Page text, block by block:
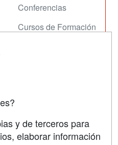
Conferencias
Cursos de Formación
y de terceros para
elaborar información